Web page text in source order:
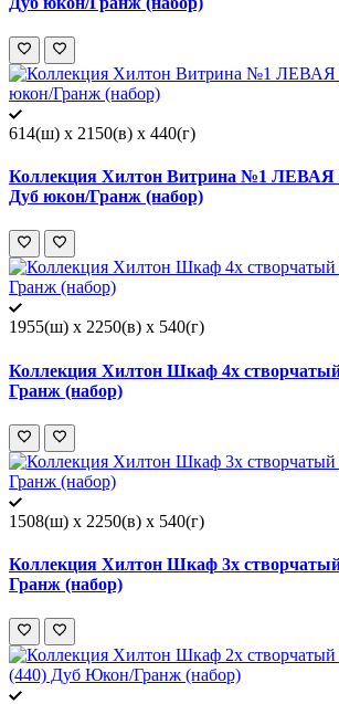
614(ш) x 2150(в) x 440(г)
Коллекция Хилтон Витрина №1
Дуб юкон/Гранж (набор)
1955(ш) x 2250(в) x 540(г)
Коллекция Хилтон Шкаф 4х
Гранж (набор)
1508(ш) x 2250(в) x 540(г)
Коллекция Хилтон Шкаф 3х
Гранж (набор)